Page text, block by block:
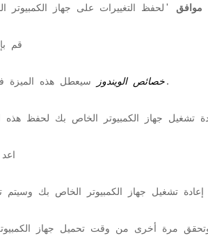
موافق
خصائص الويندوزسيعطل هذه الميزة في لحظة.